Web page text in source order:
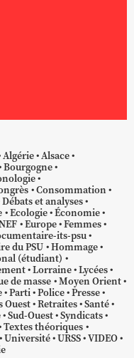
Algérie Alsace
Bourgogne
Consommation
Débats et analyses
Ecologie Économie
Europe Femmes
its-psu
du PSU Hommage
(étudiant)
Lorraine Lycées
de masse Moyen Orient
Parti Police Presse
Ouest Retraites Santé
Sud-Ouest Syndicats
Textes théoriques
Université URSS VIDEO